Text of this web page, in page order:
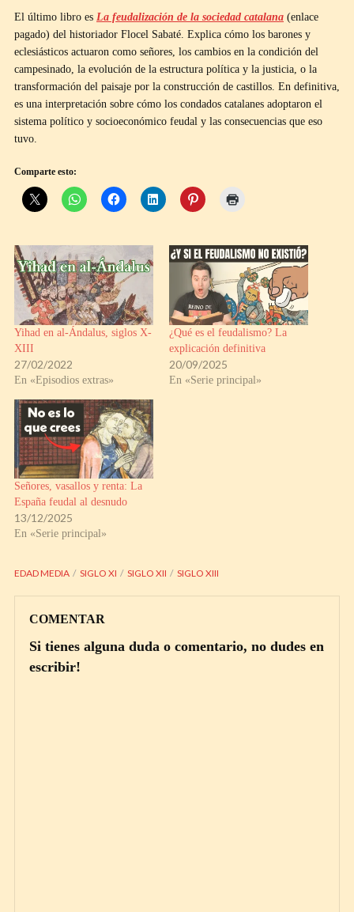
El último libro es La feudalización de la sociedad catalana (enlace
pagado) del historiador Flocel Sabaté. Explica cómo los barones y
eclesiásticos actuaron como señores, los cambios en la condición del
campesinado, la evolución de la estructura política y la justicia, o la
transformación del paisaje por la construcción de castillos. En definitiva,
es una interpretación sobre cómo los condados catalanes adoptaron el
sistema político y socioeconómico feudal y las consecuencias que eso
tuvo.
Comparte esto:
Yihad en al-Ándalus, siglos X-
XIII
27/02/2022
En «Episodios extras»
¿Qué es el feudalismo? La
explicación definitiva
20/09/2025
En «Serie principal»
Señores, vasallos y renta: La
España feudal al desnudo
13/12/2025
En «Serie principal»
EDAD MEDIA SIGLO XI SIGLO XII SIGLO XIII
COMENTAR
Si tienes alguna duda o comentario, no dudes en
escribir!